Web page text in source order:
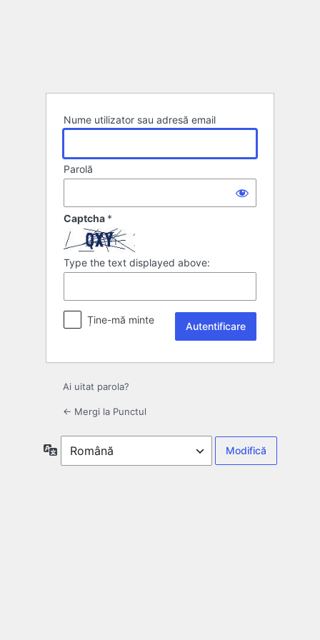
Nume utilizator sau adresă email
Parolă
Captcha *
Type the text displayed above:
Ține-mă minte
Ai uitat parola?
← Mergi la Punctul
Limbă